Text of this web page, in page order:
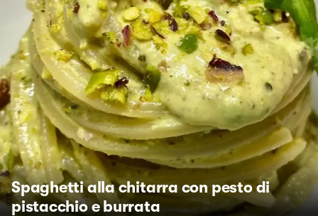
Spaghetti alla chitarra con pesto di
pistacchio e burrata